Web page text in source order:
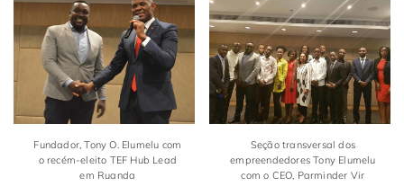
Fundador, Tony O. Elumelu com
o recém-eleito TEF Hub Lead
em Ruanda
Seção transversal dos
empreendedores Tony Elumelu
com o CEO, Parminder Vir